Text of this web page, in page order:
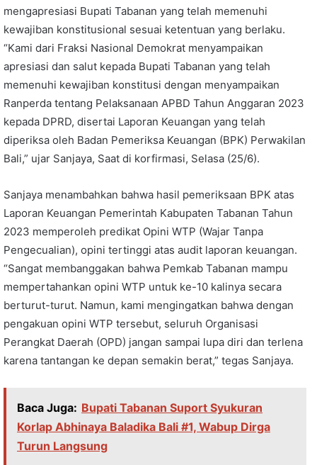
mengapresiasi Bupati Tabanan yang telah memenuhi
kewajiban konstitusional sesuai ketentuan yang berlaku.
“Kami dari Fraksi Nasional Demokrat menyampaikan
apresiasi dan salut kepada Bupati Tabanan yang telah
memenuhi kewajiban konstitusi dengan menyampaikan
Ranperda tentang Pelaksanaan APBD Tahun Anggaran 2023
kepada DPRD, disertai Laporan Keuangan yang telah
diperiksa oleh Badan Pemeriksa Keuangan (BPK) Perwakilan
Bali,” ujar Sanjaya, Saat di korfirmasi, Selasa (25/6).
Sanjaya menambahkan bahwa hasil pemeriksaan BPK atas
Laporan Keuangan Pemerintah Kabupaten Tabanan Tahun
2023 memperoleh predikat Opini WTP (Wajar Tanpa
Pengecualian), opini tertinggi atas audit laporan keuangan.
“Sangat membanggakan bahwa Pemkab Tabanan mampu
mempertahankan opini WTP untuk ke-10 kalinya secara
berturut-turut. Namun, kami mengingatkan bahwa dengan
pengakuan opini WTP tersebut, seluruh Organisasi
Perangkat Daerah (OPD) jangan sampai lupa diri dan terlena
karena tantangan ke depan semakin berat,” tegas Sanjaya.
Baca Juga: Bupati Tabanan Suport Syukuran
Korlap Abhinaya Baladika Bali #1, Wabup Dirga
Turun Langsung